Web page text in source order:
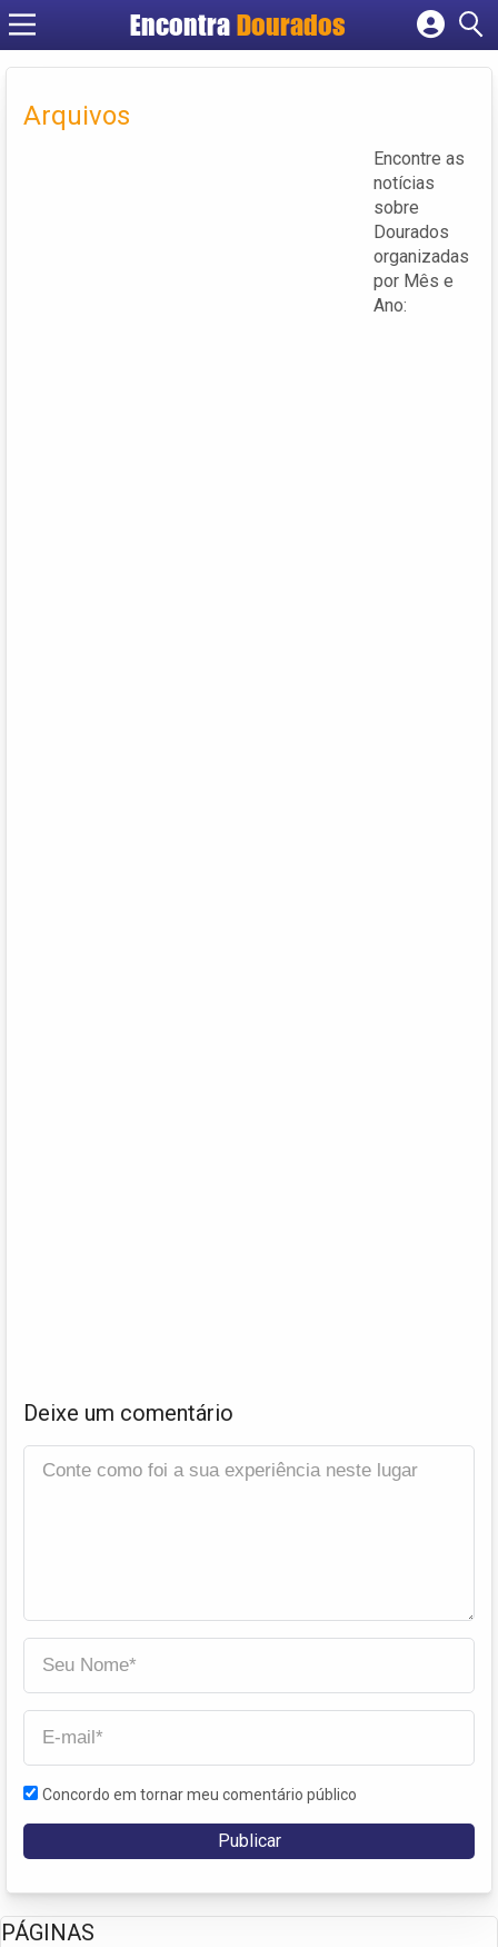
EncontraDourados
Cadastrar empresa
Arquivos
Encontre as
notícias
sobre
Dourados
organizadas
por Mês e
Ano:
Deixe um comentário
Concordo em tornar meu comentário público
PÁGINAS